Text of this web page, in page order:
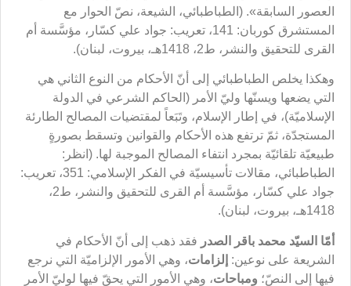
العصور السابقة». (الطباطبائي، الشيعة، نصّ الحوار مع
المستشرق كوربان: 141، تعريب: جواد علي كسّار، مؤسَّسة أم
القرى للتحقيق والنشر، ط2، 1418هـ، بيروت، لبنان).
وهكذا يخلص الطباطبائي إلى أنّ الأحكام من النوع الثاني هي
التي يضعها ويسنّها وليّ الأمر (الحاكم الشرعي في الدولة
الإسلاميّة)، في إطار الإسلام، وتَبَعاً لمقتضيات المصالح الطارئة
المستجدّة، ثمّ ترتفع هذه الأحكام‏ والقوانين‏ وتسقط بصورةٍ
طبيعيّة تلقائيّة بمجرد انتفاء المصالح الموجبة لها. (انظر:
الطباطبائي، مقالات تأسيسيّة في الفكر الإسلامي: 351، تعريب:
جواد علي كسّار، مؤسَّسة أم القرى للتحقيق والنشر، ط2،
1418هـ، بيروت، لبنان).
أمّا السيّد محمد باقر الصدر فقد ذهب إلى أنّ الأحكام في
الشريعة على نوعين: إلزامات، وهي الأمور الإلزاميّة التي نرجع
فيها إلى النصّ؛ ومباحات، وهي الأمور التي يحقّ فيها لوليّ الأمر